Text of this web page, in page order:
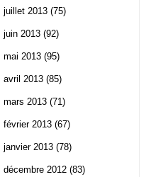
juillet 2013 (75)
juin 2013 (92)
mai 2013 (95)
avril 2013 (85)
mars 2013 (71)
février 2013 (67)
janvier 2013 (78)
décembre 2012 (83)